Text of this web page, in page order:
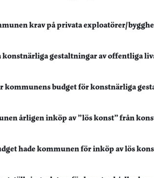
krav på privata exploatörer/
gestaltningar av offentliga
kommunens budget för konstnärliga
årligen inköp av ”lös konst” från
hade kommunen för inköp av lös